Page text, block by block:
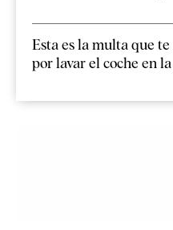
Esta es la multa que
por lavar el coche en